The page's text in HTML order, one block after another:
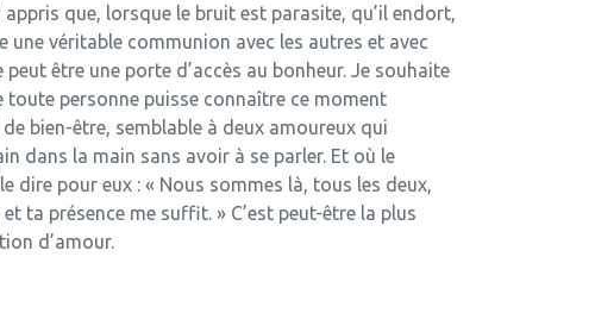
appris que, lorsque le bruit est parasite, qu’il endort,
une véritable communion avec les autres et avec
peut être une porte d’accès au bonheur. Je souhaite
toute personne puisse connaître ce moment
bien-être, semblable à deux amoureux qui
dans la main sans avoir à se parler. Et où le
dire pour eux : « Nous sommes là, tous les deux,
ta présence me suffit. » C’est peut-être la plus
d’amour.